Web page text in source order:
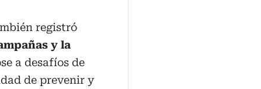
registró
y la
a desafíos de
de prevenir y